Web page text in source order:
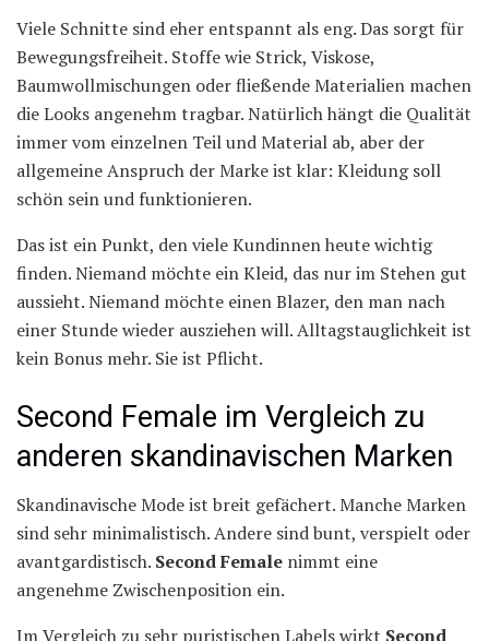
Viele Schnitte sind eher entspannt als eng. Das sorgt für
Bewegungsfreiheit. Stoffe wie Strick, Viskose,
Baumwollmischungen oder fließende Materialien machen
die Looks angenehm tragbar. Natürlich hängt die Qualität
immer vom einzelnen Teil und Material ab, aber der
allgemeine Anspruch der Marke ist klar: Kleidung soll
schön sein und funktionieren.
Das ist ein Punkt, den viele Kundinnen heute wichtig
finden. Niemand möchte ein Kleid, das nur im Stehen gut
aussieht. Niemand möchte einen Blazer, den man nach
einer Stunde wieder ausziehen will. Alltagstauglichkeit ist
kein Bonus mehr. Sie ist Pflicht.
Second Female im Vergleich zu
anderen skandinavischen Marken
Skandinavische Mode ist breit gefächert. Manche Marken
sind sehr minimalistisch. Andere sind bunt, verspielt oder
avantgardistisch. Second Female nimmt eine
angenehme Zwischenposition ein.
Im Vergleich zu sehr puristischen Labels wirkt Second